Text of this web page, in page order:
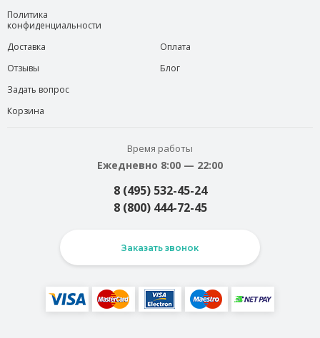
Политика
конфиденциальности
Доставка
Отзывы
Задать вопрос
Корзина
Оплата
Блог
Время работы
Ежедневно 8:00 — 22:00
8 (495) 532-45-24
8 (800) 444-72-45
Заказать звонок